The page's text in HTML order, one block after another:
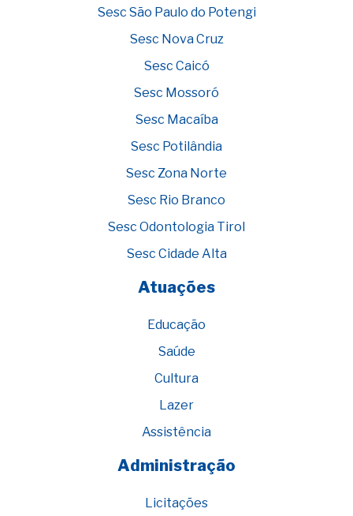
Sesc São Paulo do Potengi
Sesc Nova Cruz
Sesc Caicó
Sesc Mossoró
Sesc Macaíba
Sesc Potilândia
Sesc Zona Norte
Sesc Rio Branco
Sesc Odontologia Tirol
Sesc Cidade Alta
Atuações
Educação
Saúde
Cultura
Lazer
Assistência
Administração
Licitações